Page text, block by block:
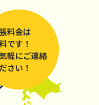
料金は
です！
軽にご連絡
さい！